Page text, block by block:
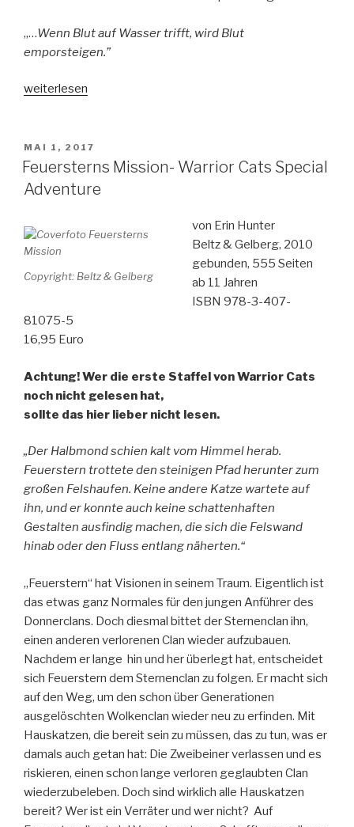
„…Wenn Blut auf Wasser trifft, wird Blut
emporsteigen.”
„Brombeersterns
Warrior
Cats
–
weiterlesen
VERÖFFENTLICHT
AM
MAI 1, 2017
Feuersterns Mission- Warrior Cats Special
Adventure
Copyright: Beltz & Gelberg
von Erin Hunter
Beltz & Gelberg, 2010
gebunden, 555 Seiten
ab 11 Jahren
ISBN 978-3-407-
81075-5
16,95 Euro
Achtung! Wer die erste Staffel von Warrior Cats
noch nicht gelesen hat,
sollte das hier lieber nicht lesen.
„Der Halbmond schien kalt vom Himmel herab.
Feuerstern trottete den steinigen Pfad herunter zum
großen Felshaufen. Keine andere Katze wartete auf
ihn, und er konnte auch keine schattenhaften
Gestalten ausfindig machen, die sich die Felswand
hinab oder den Fluss entlang näherten.“
„Feuerstern“ hat Visionen in seinem Traum. Eigentlich ist
das etwas ganz Normales für den jungen Anführer des
Donnerclans. Doch diesmal bittet der Sternenclan ihn,
einen anderen verlorenen Clan wieder aufzubauen.
Nachdem er lange hin und her überlegt hat, entscheidet
sich Feuerstern dem Sternenclan zu folgen. Er macht sich
auf den Weg, um den schon über Generationen
ausgelöschten Wolkenclan wieder neu zu erfinden. Mit
Hauskatzen, die bereit sein zu müssen, das zu tun, was er
damals auch getan hat: Die Zweibeiner verlassen und es
riskieren, einen schon lange verloren geglaubten Clan
wiederzubeleben. Doch sind wirklich alle Hauskatzen
bereit? Wer ist ein Verräter und wer nicht? Auf